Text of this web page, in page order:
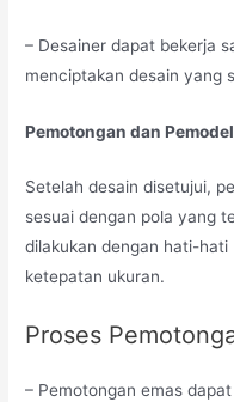
– Desainer dapat bekerja
menciptakan desain yang
Pemotongan dan
Setelah desain disetujui,
sesuai dengan pola yang
dilakukan dengan hati-
ketepatan ukuran.
Proses
– Pemotongan emas